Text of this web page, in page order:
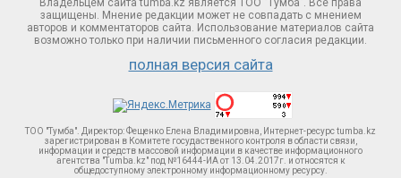
Владельцем сайта tumba.kz является ТОО "Тумба". Все права
защищены. Мнение редакции может не совпадать с мнением
авторов и комментаторов сайта. Использование материалов сайта
возможно только при наличии письменного согласия редакции.
полная версия сайта
ТОО "Тумба". Директор: Фещенко Елена Владимировна, Интернет-ресурс tumba.kz
зарегистрирован в Комитете госудаственного контроля в области связи,
информации и средств массовой информации в качестве информационного
агентства "Tumba.kz" под №16444-ИА от 13.04.2017г. и относятся к
общедоступному электронному информационному ресурсу.